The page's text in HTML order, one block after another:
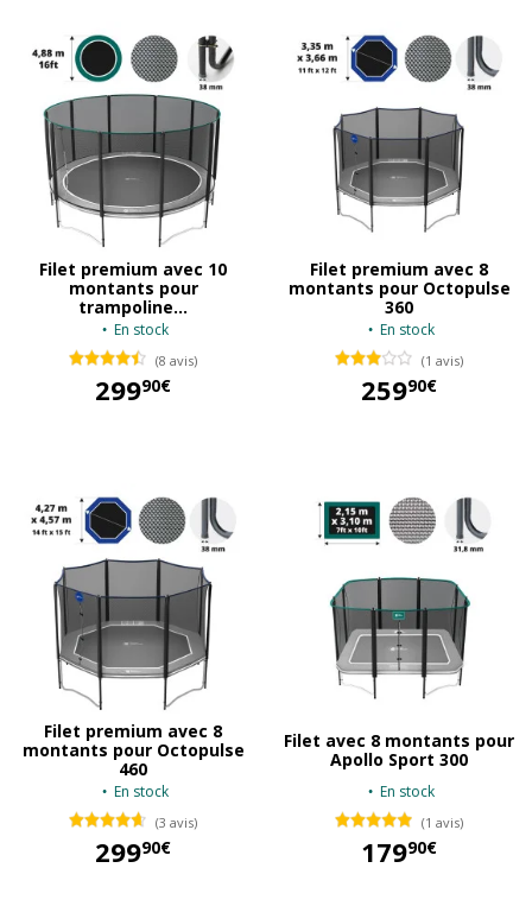
Filet premium avec 10
montants pour
trampoline...
En stock
(8 avis)
29990€
Filet premium avec 8
montants pour Octopulse
360
En stock
(1 avis)
25990€
Filet premium avec 8
montants pour Octopulse
460
En stock
(3 avis)
29990€
Filet avec 8 montants pour
Apollo Sport 300
En stock
(1 avis)
17990€